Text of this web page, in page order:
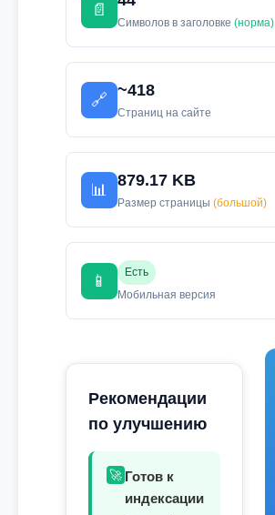
📄
Символов в заголовке (норма)
🔗
~418
Страниц на сайте
📊
879.17 KB
Размер страницы (большой)
📱
Есть
Мобильная версия
Рекомендации
по улучшению
🚀 Готов к
индексации